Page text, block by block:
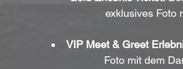
exklusives Foto
VIP Meet & Greet
Foto mit dem